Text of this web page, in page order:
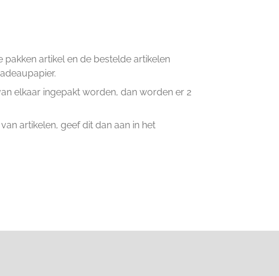
artikel en de bestelde artikelen
elkaar ingepakt worden, dan worden er 2
artikelen, geef dit dan aan in het